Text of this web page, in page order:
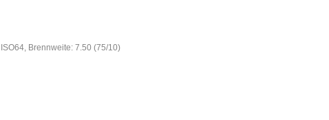
Brennweite: 7.50 (75/10)